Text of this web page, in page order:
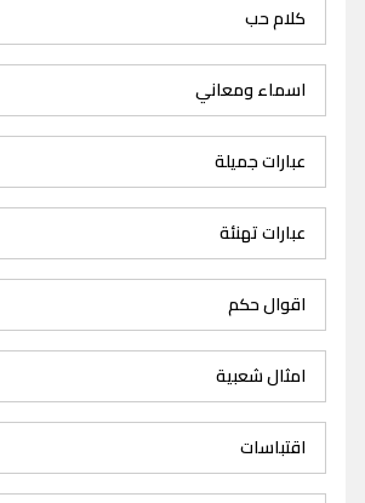
كلام حب
اسماء ومعاني
عبارات جميلة
عبارات تهنئة
اقوال حكم
امثال شعبية
اقتباسات